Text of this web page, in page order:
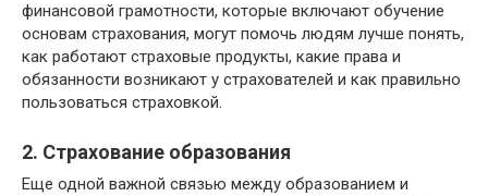
финансовой грамотности, которые включают обучение
основам страхования, могут помочь людям лучше понять,
как работают страховые продукты, какие права и
обязанности возникают у страхователей и как правильно
пользоваться страховкой.
2. Страхование образования
Еще одной важной связью между образованием и